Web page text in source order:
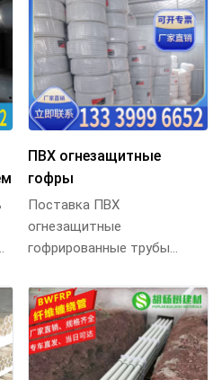
ПВХ огнезащитные
гофры
Поставка ПВХ
огнезащитные
гофрированные трубы
ПВХ гофрированные трубы,
ПВХ огнезащитные
гофрирован...